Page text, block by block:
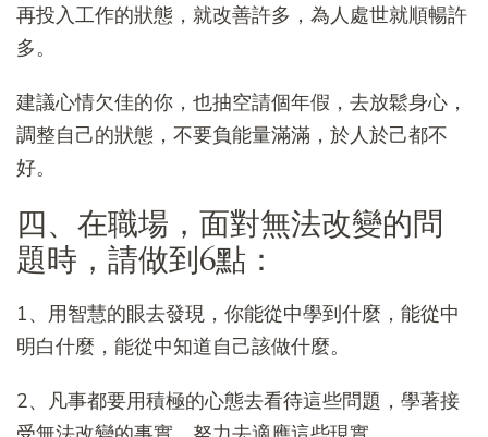
再投入工作的狀態，就改善許多，為人處世就順暢許
多。
建議心情欠佳的你，也抽空請個年假，去放鬆身心，
調整自己的狀態，不要負能量滿滿，於人於己都不
好。
四、在職場，面對無法改變的問
題時，請做到6點：
1、用智慧的眼去發現，你能從中學到什麼，能從中
明白什麼，能從中知道自己該做什麼。
2、凡事都要用積極的心態去看待這些問題，學著接